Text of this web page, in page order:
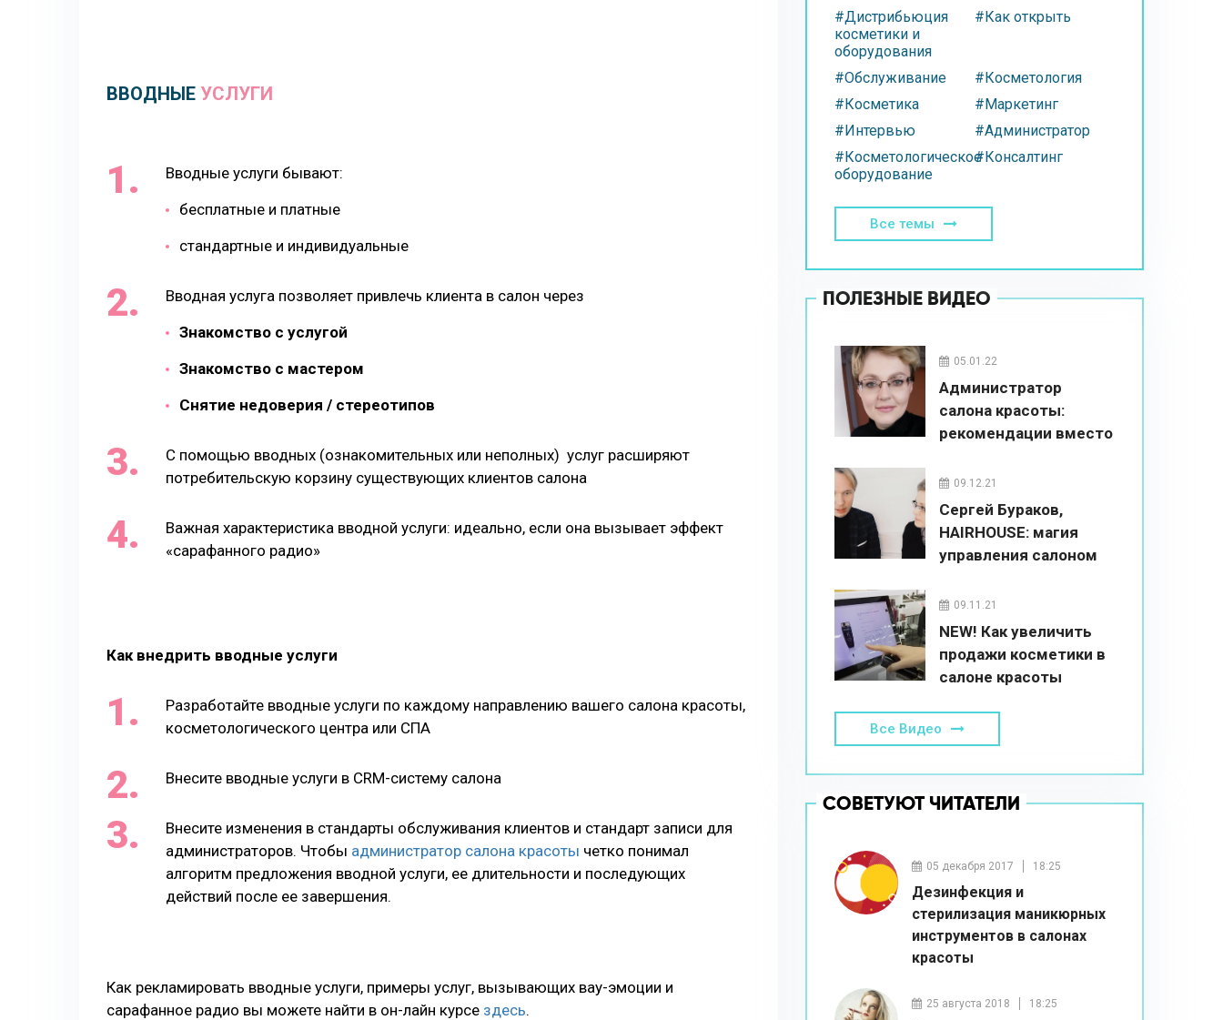
ВВОДНЫЕ УСЛУГИ
Вводные услуги бывают:
бесплатные и платные
стандартные и индивидуальные
Вводная услуга позволяет привлечь клиента в салон через
Знакомство с услугой
Знакомство с мастером
Снятие недоверия / стереотипов
С помощью вводных (ознакомительных или неполных) услуг расширяют
потребительскую корзину существующих клиентов салона
Важная характеристика вводной услуги: идеально, если она вызывает эффект
«сарафанного радио»
Как внедрить вводные услуги
Разработайте вводные услуги по каждому направлению вашего салона красоты,
косметологического центра или СПА
Внесите вводные услуги в CRM-систему салона
Внесите изменения в стандарты обслуживания клиентов и стандарт записи для
администраторов. Чтобы администратор салона красоты четко понимал
алгоритм предложения вводной услуги, ее длительности и последующих
действий после ее завершения.
Как рекламировать вводные услуги, примеры услуг, вызывающих вау-эмоции и
сарафанное радио вы можете найти в он-лайн курсе здесь.
#Дистрибьюция
косметики и
оборудования
#Как открыть
#Обслуживание
#Косметология
#Косметика
#Маркетинг
#Интервью
#Администратор
#Косметологическое
оборудование
#Консалтинг
Все темы
ПОЛЕЗНЫЕ ВИДЕО
05.01.22
Администратор
салона красоты:
рекомендации вместо
09.12.21
Сергей Бураков,
HAIRHOUSE: магия
управления салоном
09.11.21
NEW! Как увеличить
продажи косметики в
салоне красоты
Все Видео
СОВЕТУЮТ ЧИТАТЕЛИ
05 декабря 2017 18:25
Дезинфекция и
стерилизация маникюрных
инструментов в салонах
красоты
25 августа 2018 18:25